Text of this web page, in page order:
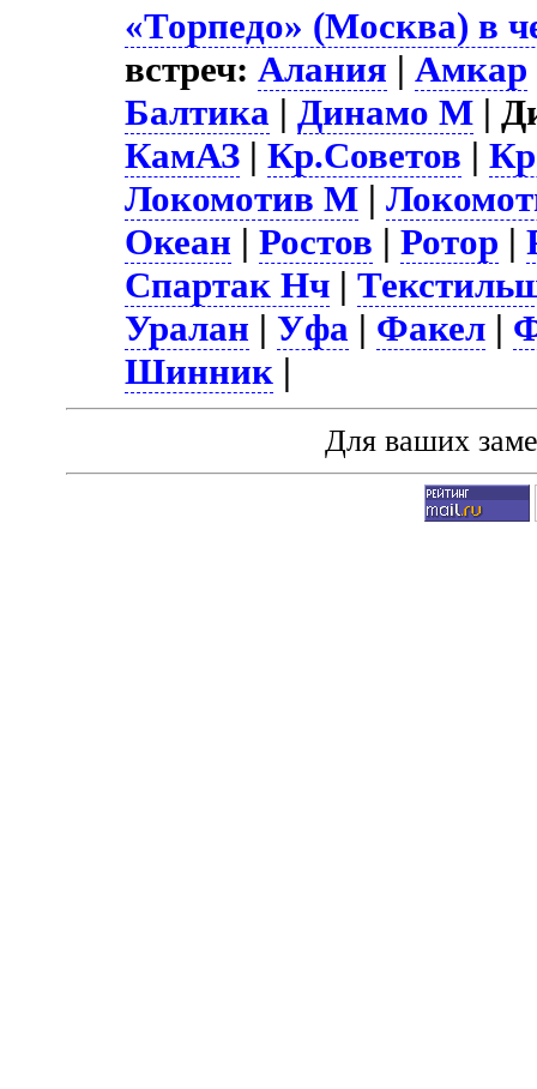
«Торпедо» (Москва) в
встреч:Алания |Амкар
Балтика |Динамо М |
КамАЗ |Кр.Советов |
Локомотив М |
Океан |Ростов |Ротор |
Спартак Нч |
Уралан |Уфа | Факел |
Шинник |
Для ваших